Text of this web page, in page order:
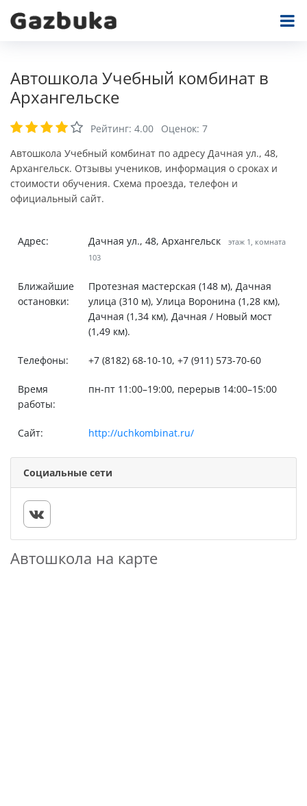
Автошкола Учебный комбинат в
Архангельске
Рейтинг: 4.00 Оценок: 7
Автошкола Учебный комбинат по адресу Дачная ул., 48,
Архангельск. Отзывы учеников, информация о сроках и
стоимости обучения. Схема проезда, телефон и
официальный сайт.
Адрес: Дачная ул., 48, Архангельск
этаж 1, комната
103
Ближайшие
остановки:
Протезная мастерская (148 м), Дачная
улица (310 м), Улица Воронина (1,28 км),
Дачная (1,34 км), Дачная / Новый мост
(1,49 км).
Телефоны: +7 (8182) 68-10-10, +7 (911) 573-70-60
Время
работы:
пн-пт 11:00–19:00, перерыв 14:00–15:00
Сайт: http://uchkombinat.ru/
Социальные сети
Автошкола на карте